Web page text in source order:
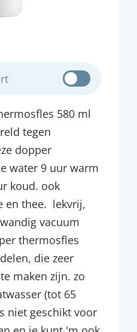
580 ml
tegen
dopper
water 9 uur warm
koud. ook
en thee. lekvrij,
vacuum
thermosfles
die zeer
maken zijn. zo
(tot 65
niet geschikt voor